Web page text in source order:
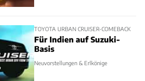
TOYOTA URBAN CRUISER-COMEBACK
Für Indien auf Suzuki-
Basis
Neuvorstellungen & Erlkönige